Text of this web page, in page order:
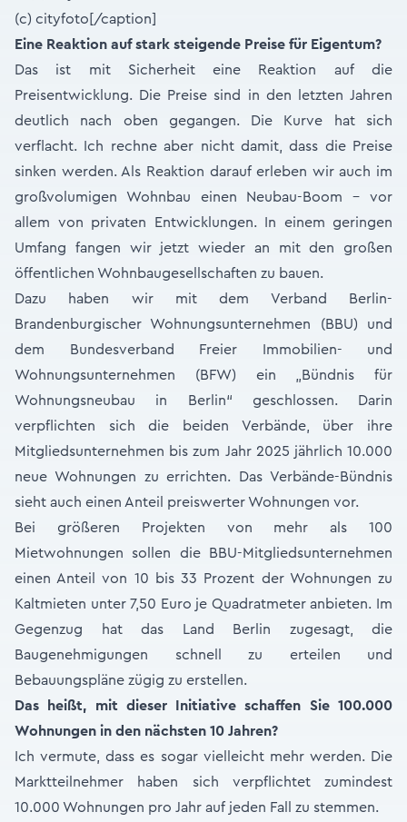
(c) cityfoto[/caption]
Eine Reaktion auf stark steigende Preise für Eigentum?
Das ist mit Sicherheit eine Reaktion auf die
Preisentwicklung. Die Preise sind in den letzten Jahren
deutlich nach oben gegangen. Die Kurve hat sich
verflacht. Ich rechne aber nicht damit, dass die Preise
sinken werden. Als Reaktion darauf erleben wir auch im
großvolumigen Wohnbau einen Neubau-Boom – vor
allem von privaten Entwicklungen. In einem geringen
Umfang fangen wir jetzt wieder an mit den großen
öffentlichen Wohnbaugesellschaften zu bauen.
Dazu haben wir mit dem Verband Berlin-
Brandenburgischer Wohnungsunternehmen (BBU) und
dem Bundesverband Freier Immobilien- und
Wohnungsunternehmen (BFW) ein „Bündnis für
Wohnungsneubau in Berlin“ geschlossen. Darin
verpflichten sich die beiden Verbände, über ihre
Mitgliedsunternehmen bis zum Jahr 2025 jährlich 10.000
neue Wohnungen zu errichten. Das Verbände-Bündnis
sieht auch einen Anteil preiswerter Wohnungen vor.
Bei größeren Projekten von mehr als 100
Mietwohnungen sollen die BBU-Mitgliedsunternehmen
einen Anteil von 10 bis 33 Prozent der Wohnungen zu
Kaltmieten unter 7,50 Euro je Quadratmeter anbieten. Im
Gegenzug hat das Land Berlin zugesagt, die
Baugenehmigungen schnell zu erteilen und
Bebauungspläne zügig zu erstellen.
Das heißt, mit dieser Initiative schaffen Sie 100.000
Wohnungen in den nächsten 10 Jahren?
Ich vermute, dass es sogar vielleicht mehr werden. Die
Marktteilnehmer haben sich verpflichtet zumindest
10.000 Wohnungen pro Jahr auf jeden Fall zu stemmen.